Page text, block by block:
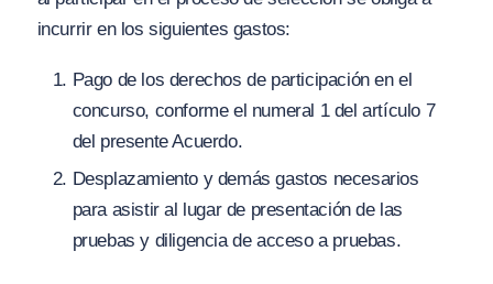
incurrir en los siguientes gastos:
Pago de los derechos de participación en el
concurso, conforme el numeral 1 del artículo 7
del presente Acuerdo.
Desplazamiento y demás gastos necesarios
para asistir al lugar de presentación de las
pruebas y diligencia de acceso a pruebas.